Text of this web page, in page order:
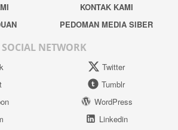
KONTAK KAMI
PEDOMAN MEDIA SIBER
SOCIAL NETWORK
Twitter
Tumblr
WordPress
Linkedin